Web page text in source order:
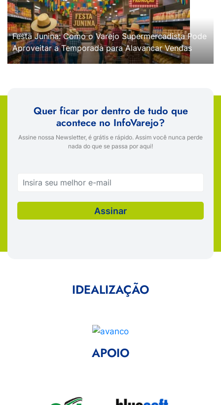
Festa Junina: Como o Varejo Supermercadista Pode
Aproveitar a Temporada para Alavancar Vendas
Quer ficar por dentro de tudo que
acontece no InfoVarejo?
Assine nossa Newsletter, é grátis e rápido. Assim você nunca perde
nada do que se passa por aqui!
IDEALIZAÇÃO
APOIO